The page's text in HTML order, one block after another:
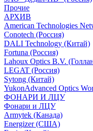
Прочие
АРХИВ
American Technologies
Conotech (Россия)
DALI Technology (Китай)
Fortuna (Россия)
Lahoux Optics B.V.
LEGAT (Россия)
Sytong (Китай)
YukonAdvanced Optics
ФОНАРИ И ЛЦУ
Фонари и ЛЦУ
Armytek (Канада)
Energizer (США)